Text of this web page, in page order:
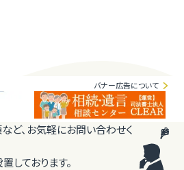
バナー広告について
ど、お気軽にお問い合わせく
しております。